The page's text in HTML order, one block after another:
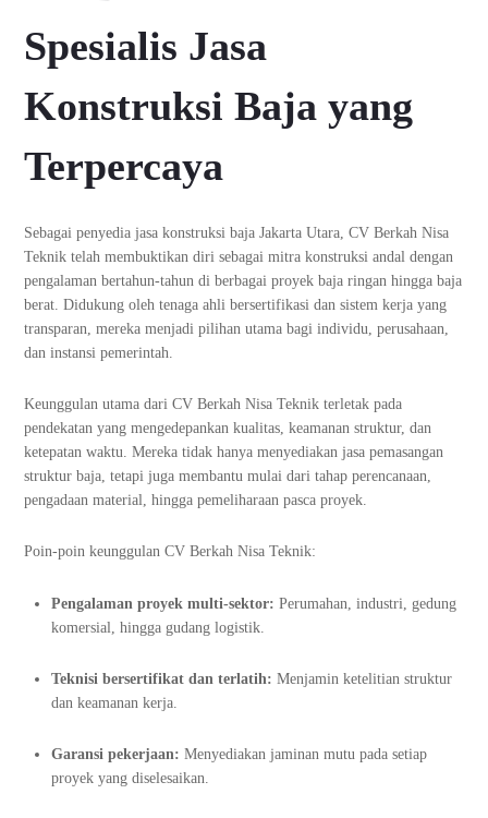
Spesialis Jasa
Konstruksi Baja yang
Terpercaya
Sebagai penyedia jasa konstruksi baja Jakarta Utara, CV Berkah Nisa
Teknik telah membuktikan diri sebagai mitra konstruksi andal dengan
pengalaman bertahun-tahun di berbagai proyek baja ringan hingga baja
berat. Didukung oleh tenaga ahli bersertifikasi dan sistem kerja yang
transparan, mereka menjadi pilihan utama bagi individu, perusahaan,
dan instansi pemerintah.
Keunggulan utama dari CV Berkah Nisa Teknik terletak pada
pendekatan yang mengedepankan kualitas, keamanan struktur, dan
ketepatan waktu. Mereka tidak hanya menyediakan jasa pemasangan
struktur baja, tetapi juga membantu mulai dari tahap perencanaan,
pengadaan material, hingga pemeliharaan pasca proyek.
Poin-poin keunggulan CV Berkah Nisa Teknik:
Pengalaman proyek multi-sektor: Perumahan, industri, gedung
komersial, hingga gudang logistik.
Teknisi bersertifikat dan terlatih: Menjamin ketelitian struktur
dan keamanan kerja.
Garansi pekerjaan: Menyediakan jaminan mutu pada setiap
proyek yang diselesaikan.